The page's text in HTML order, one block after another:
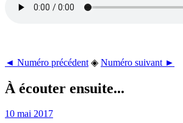
◄ Numéro précédent ◈ Numéro suivant ►
À écouter ensuite...
10 mai 2017